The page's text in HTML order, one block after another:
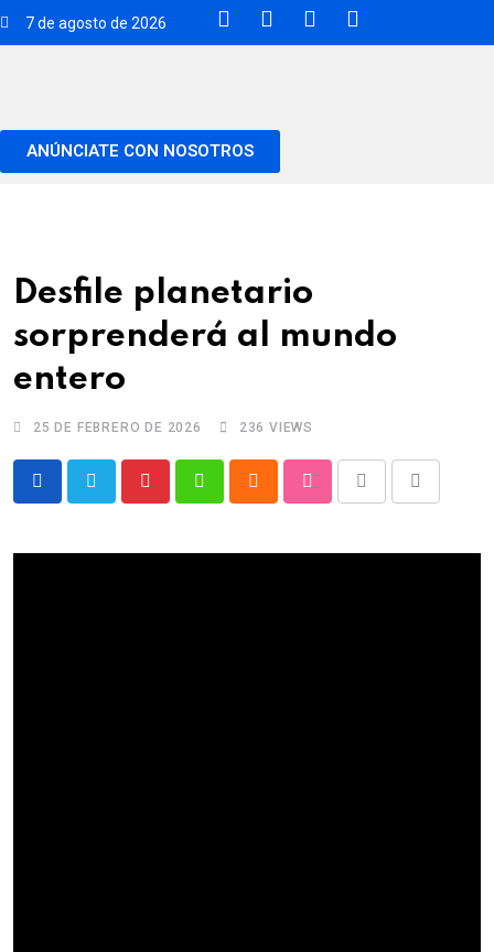
7 de agosto de 2026
ANÚNCIATE CON NOSOTROS
Desfile planetario
sorprenderá al mundo
entero
25 DE FEBRERO DE 2026 236 VIEWS